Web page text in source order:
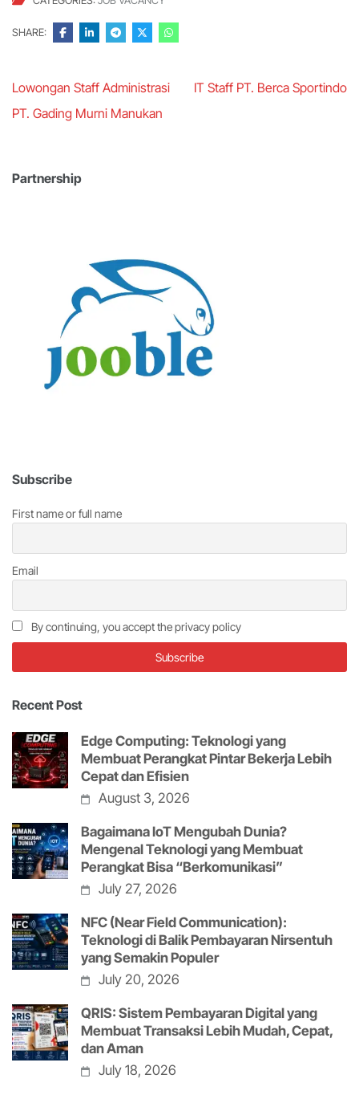
SHARE:
Post
navigation
Lowongan Staff Administrasi
PT. Gading Murni Manukan
IT Staff PT. Berca Sportindo
Partnership
Subscribe
First name or full name
Email
By continuing, you accept the privacy policy
Recent Post
Edge Computing: Teknologi yang
Membuat Perangkat Pintar Bekerja Lebih
Cepat dan Efisien
August 3, 2026
Bagaimana IoT Mengubah Dunia?
Mengenal Teknologi yang Membuat
Perangkat Bisa “Berkomunikasi”
July 27, 2026
NFC (Near Field Communication):
Teknologi di Balik Pembayaran Nirsentuh
yang Semakin Populer
July 20, 2026
QRIS: Sistem Pembayaran Digital yang
Membuat Transaksi Lebih Mudah, Cepat,
dan Aman
July 18, 2026